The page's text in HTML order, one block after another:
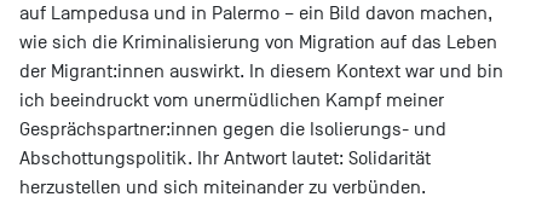
auf Lampedusa und in Palermo – ein Bild davon machen,
wie sich die Kriminalisierung von Migration auf das Leben
der Migrant:innen auswirkt. In diesem Kontext war und bin
ich beeindruckt vom unermüdlichen Kampf meiner
Gesprächspartner:innen gegen die Isolierungs- und
Abschottungspolitik. Ihr Antwort lautet: Solidarität
herzustellen und sich miteinander zu verbünden.